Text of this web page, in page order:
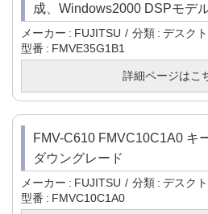
成、Windows2000 DSPモデ
メーカー FUJITSU 分類
デスク
型番
FMVE35G1B1
詳細ページはこ
FMV-C610 FMVC10C1A0 キ
ダウングレード
メーカー FUJITSU 分類
デスク
型番
FMVC10C1A0